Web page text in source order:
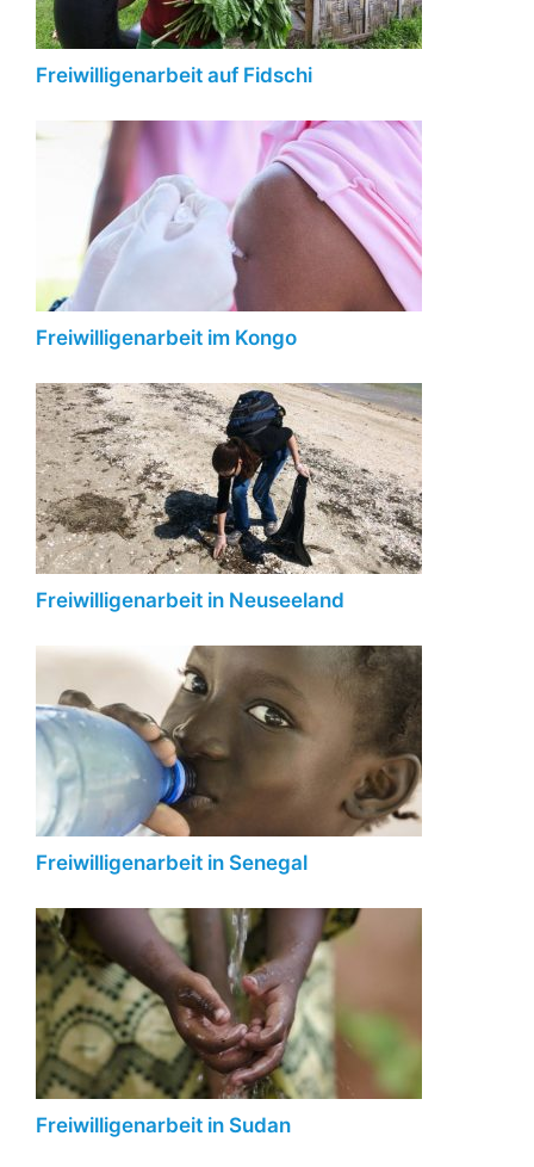
Freiwilligenarbeit auf Fidschi
Freiwilligenarbeit im Kongo
Freiwilligenarbeit in Neuseeland
Freiwilligenarbeit in Senegal
Freiwilligenarbeit in Sudan